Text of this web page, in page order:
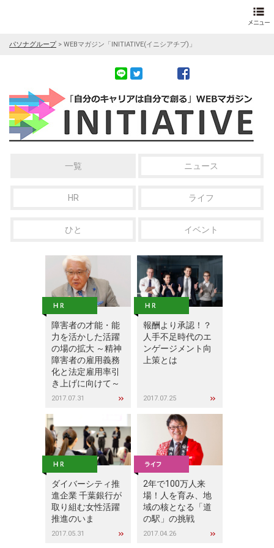
パソナグループ> WEBマガジン「INITIATIVE(イニシアチブ)」
一覧 ニュース
HR ライフ
ひと イベント
障害者の才能・能
力を活かした活躍
の場の拡大 ～精神
障害者の雇用義務
化と法定雇用率引
き上げに向けて～
2017.07.31
報酬より承認！？
人手不足時代のエ
ンゲージメント向
上策とは
2017.07.25
ダイバーシティ推
進企業 千葉銀行が
取り組む女性活躍
推進のいま
2017.05.31
2年で100万人来
場！人を育み、地
域の核となる「道
の駅」の挑戦
2017.04.26